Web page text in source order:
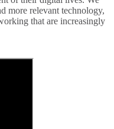
more relevant technology,
that are increasingly